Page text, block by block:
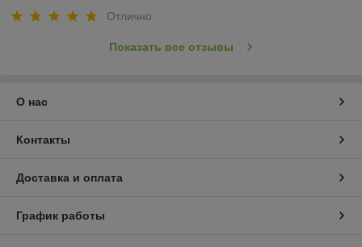
Отлично
Показать все отзывы
О нас
Контакты
Доставка и оплата
График работы